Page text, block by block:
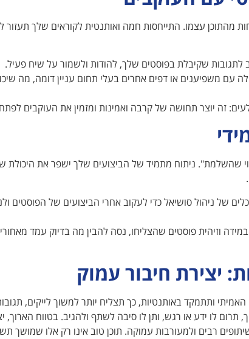
עצמו. התייחסות חמה ואותנטית לקוראים שלך תעזור
לתגובות שקיבלת בפוסטים שלך, להודות ולשמור על שיח פעיל.
עם משפיענים או דפים אחרים בעלי תחום עניין דומה, מה
זה יוצר תחושה של קרבה ואמינות ומזמין את העוקבים
שהשלמת". ניתוח מתמיד של הביצועים שלך ישפר את היכולת
של ניהול סושיאל כדי לעקוב אחרי הביצועים של הפוסטים
וזיהית פוסטים שהצליחו, נסה להבין מה בדיוק עמד
יצירת חיבור עמוק
ותתמקד באותנטיות, כך תצליח יותר למשוך לייקים,
לו ידע או רגש, ותן לו סיבה לשתף ולהגיב. בטווח הארוך,
רבים ולמעורבות עמוקה. תוכן טוב אינו רק אלו שמושך